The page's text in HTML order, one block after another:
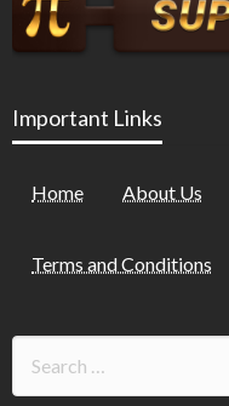
Important Links
Home About Us
Terms and Conditions